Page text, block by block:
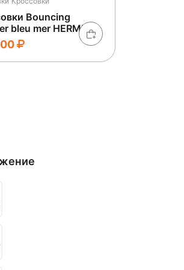
Bouncing
bleu mer HERMES